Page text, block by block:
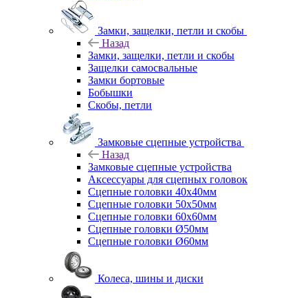
Замки, защелки, петли и скобы
Назад
Замки, защелки, петли и скобы
Защелки самосвальные
Замки бортовые
Бобышки
Скобы, петли
Замковые сцепные устройства
Назад
Замковые сцепные устройства
Аксессуары для сцепных головок
Сцепные головки 40x40мм
Сцепные головки 50x50мм
Сцепные головки 60x60мм
Сцепные головки Ø50мм
Сцепные головки Ø60мм
Колеса, шины и диски